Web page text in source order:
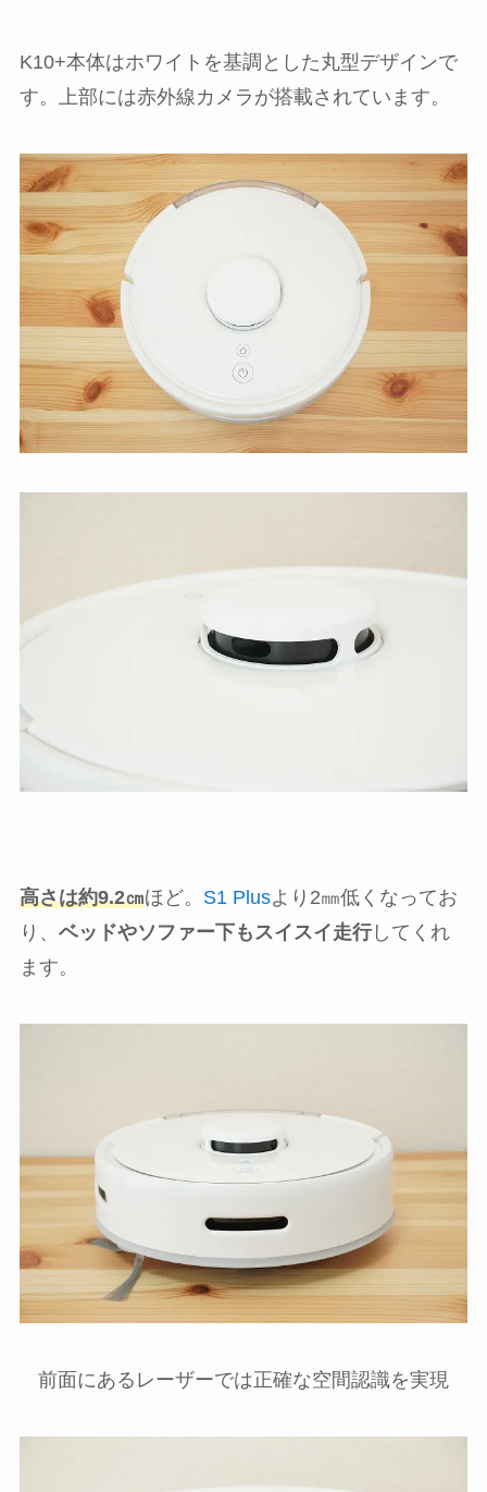
K10+本体はホワイトを基調とした丸型デザインで
す。上部には赤外線カメラが搭載されています。
高さは約9.2㎝ほど。 S1 Plusより2㎜低くなってお
り、 ベッドやソファー下もスイスイ走行してくれ
ます。
前面にあるレーザーでは正確な空間認識を実現